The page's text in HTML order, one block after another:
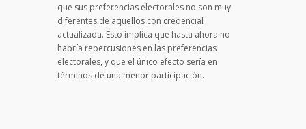
que sus preferencias electorales no son muy
diferentes de aquellos con credencial
actualizada. Esto implica que hasta ahora no
habría repercusiones en las preferencias
electorales, y que el único efecto sería en
términos de una menor participación.